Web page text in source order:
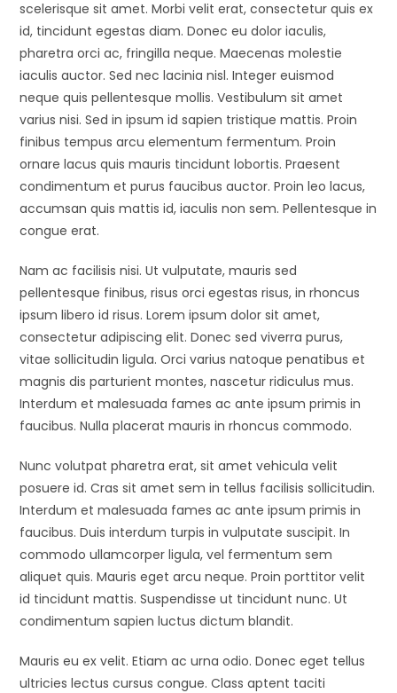
scelerisque sit amet. Morbi velit erat, consectetur quis ex
id, tincidunt egestas diam. Donec eu dolor iaculis,
pharetra orci ac, fringilla neque. Maecenas molestie
iaculis auctor. Sed nec lacinia nisl. Integer euismod
neque quis pellentesque mollis. Vestibulum sit amet
varius nisi. Sed in ipsum id sapien tristique mattis. Proin
finibus tempus arcu elementum fermentum. Proin
ornare lacus quis mauris tincidunt lobortis. Praesent
condimentum et purus faucibus auctor. Proin leo lacus,
accumsan quis mattis id, iaculis non sem. Pellentesque in
congue erat.
Nam ac facilisis nisi. Ut vulputate, mauris sed
pellentesque finibus, risus orci egestas risus, in rhoncus
ipsum libero id risus. Lorem ipsum dolor sit amet,
consectetur adipiscing elit. Donec sed viverra purus,
vitae sollicitudin ligula. Orci varius natoque penatibus et
magnis dis parturient montes, nascetur ridiculus mus.
Interdum et malesuada fames ac ante ipsum primis in
faucibus. Nulla placerat mauris in rhoncus commodo.
Nunc volutpat pharetra erat, sit amet vehicula velit
posuere id. Cras sit amet sem in tellus facilisis sollicitudin.
Interdum et malesuada fames ac ante ipsum primis in
faucibus. Duis interdum turpis in vulputate suscipit. In
commodo ullamcorper ligula, vel fermentum sem
aliquet quis. Mauris eget arcu neque. Proin porttitor velit
id tincidunt mattis. Suspendisse ut tincidunt nunc. Ut
condimentum sapien luctus dictum blandit.
Mauris eu ex velit. Etiam ac urna odio. Donec eget tellus
ultricies lectus cursus congue. Class aptent taciti